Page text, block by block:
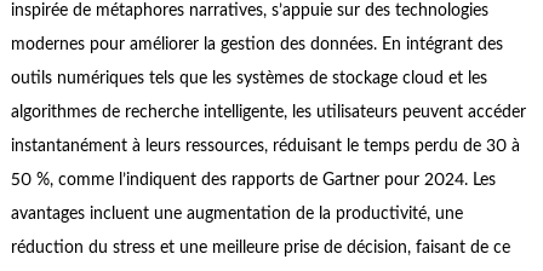
inspirée de métaphores narratives, s’appuie sur des technologies
modernes pour améliorer la gestion des données. En intégrant des
outils numériques tels que les systèmes de stockage cloud et les
algorithmes de recherche intelligente, les utilisateurs peuvent accéder
instantanément à leurs ressources, réduisant le temps perdu de 30 à
50 %, comme l’indiquent des rapports de Gartner pour 2024. Les
avantages incluent une augmentation de la productivité, une
réduction du stress et une meilleure prise de décision, faisant de ce